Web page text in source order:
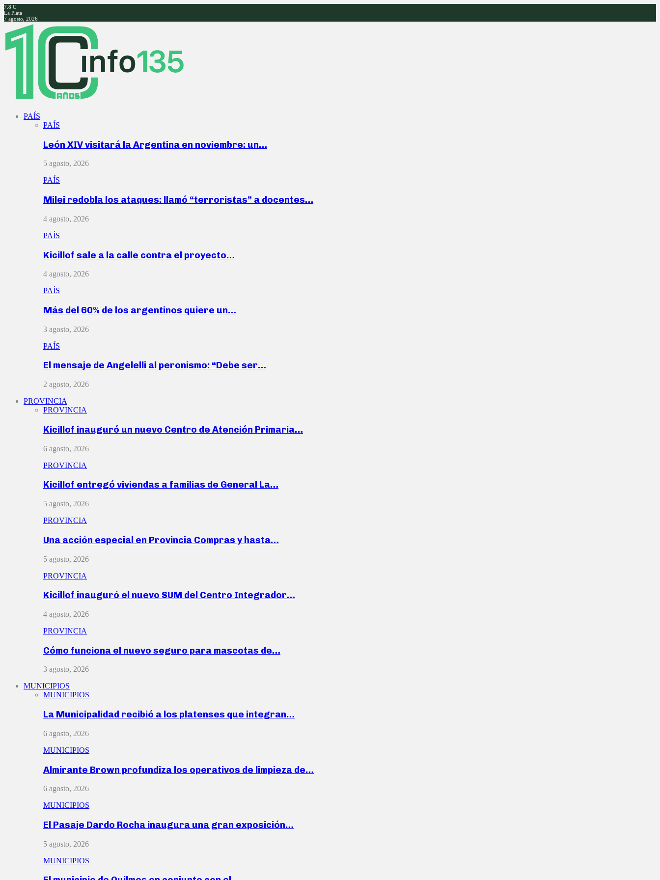
7.8 C
La Plata
7 agosto, 2026
Facebook
Twitter
Instagram
Youtube
PAÍS
PAÍS
León XIV visitará la Argentina en noviembre: un…
5 agosto, 2026
PAÍS
Milei redobla los ataques: llamó “terroristas” a docentes…
4 agosto, 2026
PAÍS
Kicillof sale a la calle contra el proyecto…
4 agosto, 2026
PAÍS
Más del 60% de los argentinos quiere un…
3 agosto, 2026
PAÍS
El mensaje de Angelelli al peronismo: “Debe ser…
2 agosto, 2026
PROVINCIA
PROVINCIA
Kicillof inauguró un nuevo Centro de Atención Primaria…
6 agosto, 2026
PROVINCIA
Kicillof entregó viviendas a familias de General La…
5 agosto, 2026
PROVINCIA
Una acción especial en Provincia Compras y hasta…
5 agosto, 2026
PROVINCIA
Kicillof inauguró el nuevo SUM del Centro Integrador…
4 agosto, 2026
PROVINCIA
Cómo funciona el nuevo seguro para mascotas de…
3 agosto, 2026
MUNICIPIOS
MUNICIPIOS
La Municipalidad recibió a los platenses que integran…
6 agosto, 2026
MUNICIPIOS
Almirante Brown profundiza los operativos de limpieza de…
6 agosto, 2026
MUNICIPIOS
El Pasaje Dardo Rocha inaugura una gran exposición…
5 agosto, 2026
MUNICIPIOS